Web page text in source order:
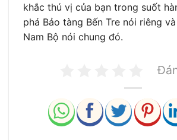
khắc thú vị của bạn trong suốt
phá Bảo tàng Bến Tre nói riêng
Nam Bộ nói chung đó.